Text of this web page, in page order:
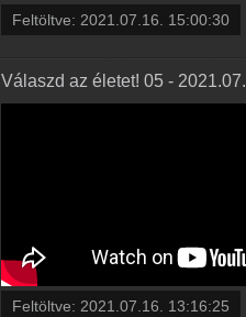
Feltöltve: 2021.07.16. 15:00:30
Válaszd az életet! 05 -
Feltöltve: 2021.07.16. 13:16:25